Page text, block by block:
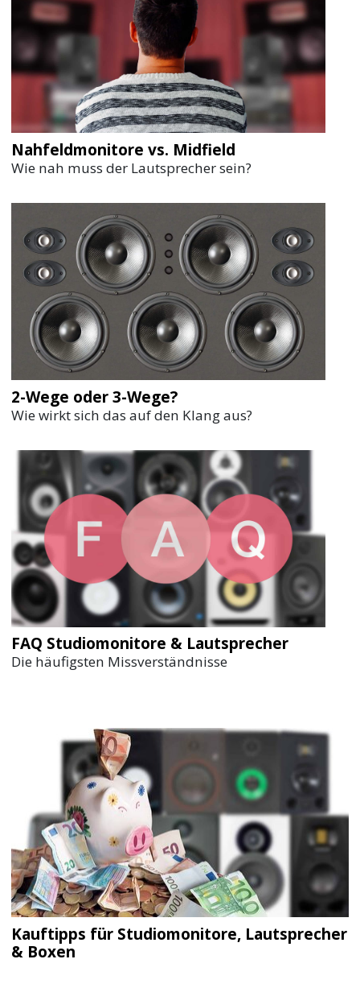
Nahfeldmonitore vs. Midfield
Wie nah muss der Lautsprecher sein?
2-Wege oder 3-Wege?
Wie wirkt sich das auf den Klang aus?
FAQ Studiomonitore & Lautsprecher
Die häufigsten Missverständnisse
Kauftipps für Studiomonitore, Lautsprecher
& Boxen